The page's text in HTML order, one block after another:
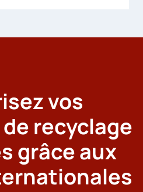
vos
recyclage
grâce aux